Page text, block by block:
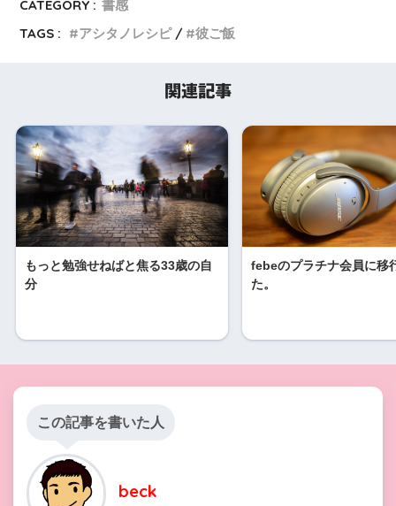
CATEGORY : 書感
TAGS :
アシタノレシピ 彼ご飯
関連記事
もっと勉強せねばと焦る33歳の自
分
febeのプラチナ会員に移
た。
この記事を書いた人
beck